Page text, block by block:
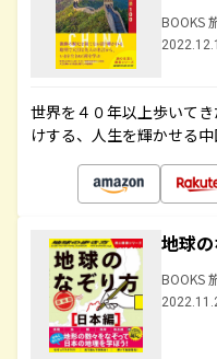
BOOKS
世界を４０年以上歩いて
けする、人生を輝かせる
地球
BOOKS